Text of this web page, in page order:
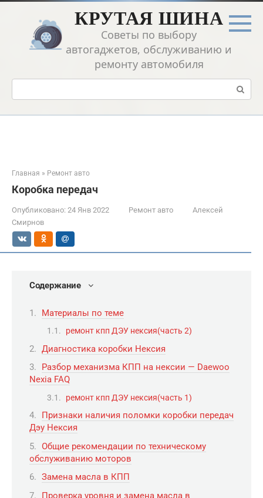
Перейти
контенту
КРУТАЯ ШИНА
Советы по выбору
автогаджетов, обслуживанию и
ремонту автомобиля
Поиск:
Главная » Ремонт авто
Коробка передач
Опубликовано: 24 Янв 2022 Ремонт авто
Алексей
Смирнов
Содержание
Материалы по теме
ремонт кпп ДЭУ нексия(часть 2)
Диагностика коробки Нексия
Разбор механизма КПП на нексии — Daewoo
Nexia FAQ
ремонт кпп ДЭУ нексия(часть 1)
Признаки наличия поломки коробки передач
Дэу Нексия
Общие рекомендации по техническому
обслуживанию моторов
Замена масла в КПП
Проверка уровня и замена масла в